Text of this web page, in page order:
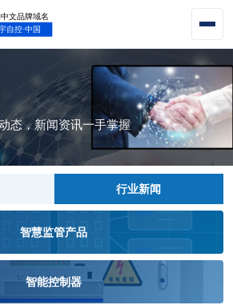
态，新闻资讯一手掌握
行业新闻
智慧监管产品
智能控制器